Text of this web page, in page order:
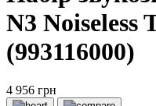
N3 Noiseless
(993116000)
4 956 грн